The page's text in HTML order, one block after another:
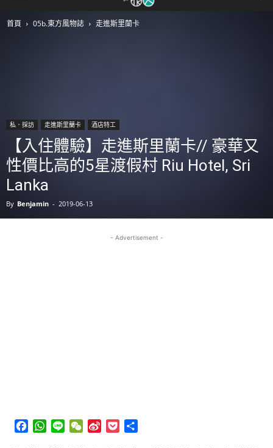
首頁 05b.東方風物誌 走進斯里蘭卡
私．採訪 走進斯里蘭卡 酒店特工
【入住體驗】走進斯里蘭卡// 豪華又
性價比高的5星渡假村 Riu Hotel, Sri
Lanka
By Benjamin - 2019-06-13
- Advertisement -
Facebook
WhatsApp
Line WeChat
Sina
Pocket